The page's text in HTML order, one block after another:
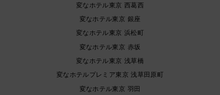
変なホテル東京 西葛西
変なホテル東京 銀座
変なホテル東京 浜松町
変なホテル東京 赤坂
変なホテル東京 浅草橋
変なホテルプレミア東京 浅草田原町
変なホテル東京 羽田